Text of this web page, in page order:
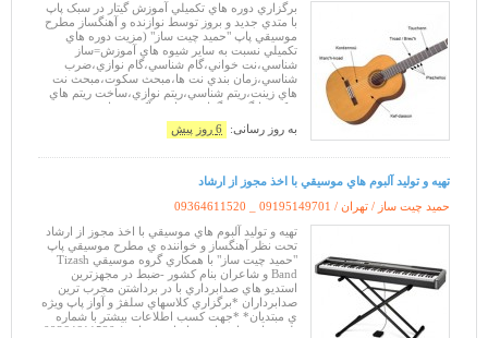
برگزاري دوره هاي تکميلي آموزش گيتار در سبک پاپ
با متدي جديد و بروز توسط نوازنده و آهنگساز مطرح
موسيقي پاپ "حميد چيت ساز" (مزيت دوره هاي
تکميلي نسبت به ساير شيوه هاي آموزش=ساز
شناسي،نت خواني،گام شناسي،گام نوازي،ضرب
شناسي،زمان بندي نت ها،مبحث سکوت،مبحث نت
هاي زينت،ريتم شناسي،ريتم نوازي،ساخت ريتم هاي
ترکيبي،انگشت گذاري،ساخت آکورد،ساخت
آهنگ،ساخت ملودي،آهنگهاي پاپ،سلفژ،هارموني،آواز
پاپ،تکنيک هاي پاساژ
به روز رسانی: 6 روز پیش
تهيه و توليد آلبوم هاي موسيقي با اخذ مجوز از ارشاد
حمید چیت ساز / تهران / 09364611520 _ 09195149701
تهيه و توليد آلبوم هاي موسيقي با اخذ مجوز از ارشاد
تحت نظر آهنگساز و خواننده ي مطرح موسيقي پاپ
"حميد چيت ساز" با همكاري گروه موسيقي Tizash
Band و شاعران بنام كشور -ضبط در مجهزترين
استديو هاي صدابرداري با در برداشتن مجرب ترين
صدابرداران *برگزاري كلاسهاي سلفژ و آواز پاپ ويژه
ي مبتديان* *جهت کسب اطلاعات بيشتر با شماره
تلفن هاي ذيل تماس حاصل بفرماييد* 09364611520